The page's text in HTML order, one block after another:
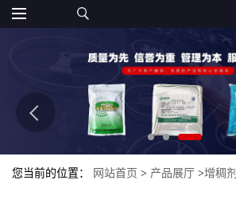
您当前的位置： 网站首页 > 产品展厅 >增稠剂